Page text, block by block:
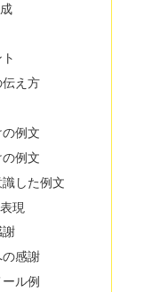
え方
例文
例文
した例文
現
謝
感謝
ル例